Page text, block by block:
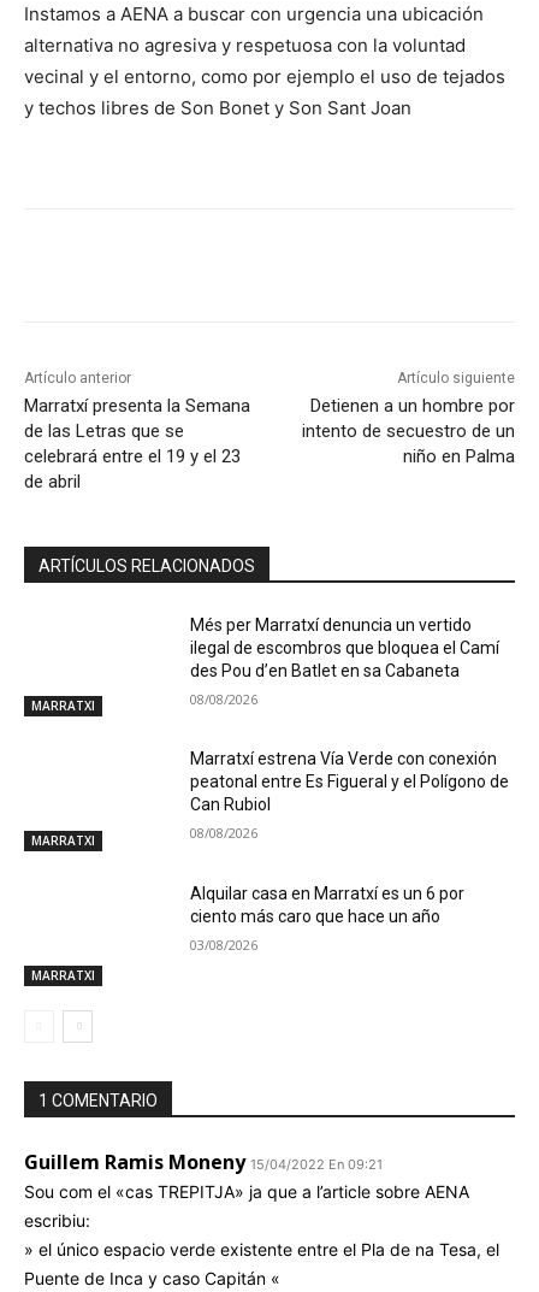
Instamos a AENA a buscar con urgencia una ubicación
alternativa no agresiva y respetuosa con la voluntad
vecinal y el entorno, como por ejemplo el uso de tejados
y techos libres de Son Bonet y Son Sant Joan
Artículo anterior
Marratxí presenta la Semana
de las Letras que se
celebrará entre el 19 y el 23
de abril
Artículo siguiente
Detienen a un hombre por
intento de secuestro de un
niño en Palma
ARTÍCULOS RELACIONADOS
MARRATXI
Més per Marratxí denuncia un vertido
ilegal de escombros que bloquea el Camí
des Pou d’en Batlet en sa Cabaneta
08/08/2026
MARRATXI
Marratxí estrena Vía Verde con conexión
peatonal entre Es Figueral y el Polígono de
Can Rubiol
08/08/2026
MARRATXI
Alquilar casa en Marratxí es un 6 por
ciento más caro que hace un año
03/08/2026
1 COMENTARIO
Guillem Ramis Moneny 15/04/2022 En 09:21
Sou com el «cas TREPITJA» ja que a l’article sobre AENA
escribiu:
» el único espacio verde existente entre el Pla de na Tesa, el
Puente de Inca y caso Capitán «